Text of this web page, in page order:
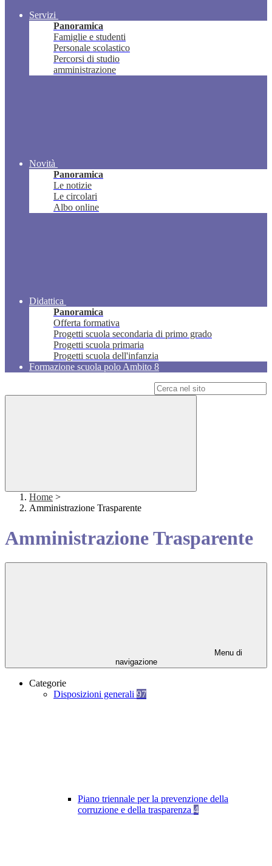
Servizi
Panoramica
Famiglie e studenti
Personale scolastico
Percorsi di studio
amministrazione
Novità
Panoramica
Le notizie
Le circolari
Albo online
Didattica
Panoramica
Offerta formativa
Progetti scuola secondaria di primo grado
Progetti scuola primaria
Progetti scuola dell'infanzia
Formazione scuola polo Ambito 8
Home >
Amministrazione Trasparente
Amministrazione Trasparente
Menu di
navigazione
Categorie
Disposizioni generali 97
Piano triennale per la prevenzione della
corruzione e della trasparenza 4